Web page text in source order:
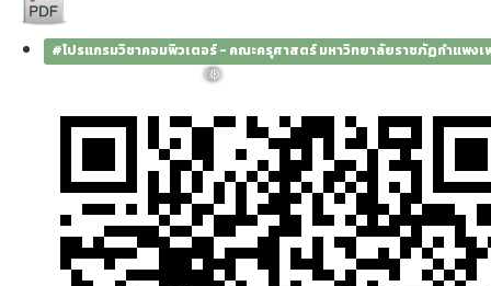
#โปรแกรมวิชาคอมพิวเตอร์ - คณะครุศาสตร์ มหาวิทยาลัยราชภัฏกำแพงเ